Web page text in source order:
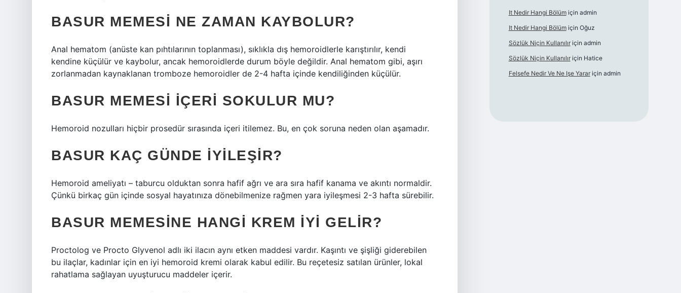
BASUR MEMESI NE ZAMAN KAYBOLUR?
Anal hematom (anüste kan pıhtılarının toplanması), sıklıkla dış hemoroidlerle karıştırılır, kendi
kendine küçülür ve kaybolur, ancak hemoroidlerde durum böyle değildir. Anal hematom gibi, aşırı
zorlanmadan kaynaklanan tromboze hemoroidler de 2-4 hafta içinde kendiliğinden küçülür.
BASUR MEMESI IÇERI SOKULUR MU?
Hemoroid nozulları hiçbir prosedür sırasında içeri itilemez. Bu, en çok soruna neden olan aşamadır.
BASUR KAÇ GÜNDE IYILEŞIR?
Hemoroid ameliyatı – taburcu olduktan sonra hafif ağrı ve ara sıra hafif kanama ve akıntı normaldir.
Çünkü birkaç gün içinde sosyal hayatınıza dönebilmenize rağmen yara iyileşmesi 2-3 hafta sürebilir.
BASUR MEMESINE HANGI KREM IYI GELIR?
Proctolog ve Procto Glyvenol adlı iki ilacın aynı etken maddesi vardır. Kaşıntı ve şişliği giderebilen
bu ilaçlar, kadınlar için en iyi hemoroid kremi olarak kabul edilir. Bu reçetesiz satılan ürünler, lokal
rahatlama sağlayan uyuşturucu maddeler içerir.
It Nedir Hangi Bölümiçin admin
It Nedir Hangi Bölümiçin Oğuz
Sözlük Niçin Kullanılıriçin admin
Sözlük Niçin Kullanılıriçin Hatice
Felsefe Nedir Ve Ne Işe Yarariçin admin